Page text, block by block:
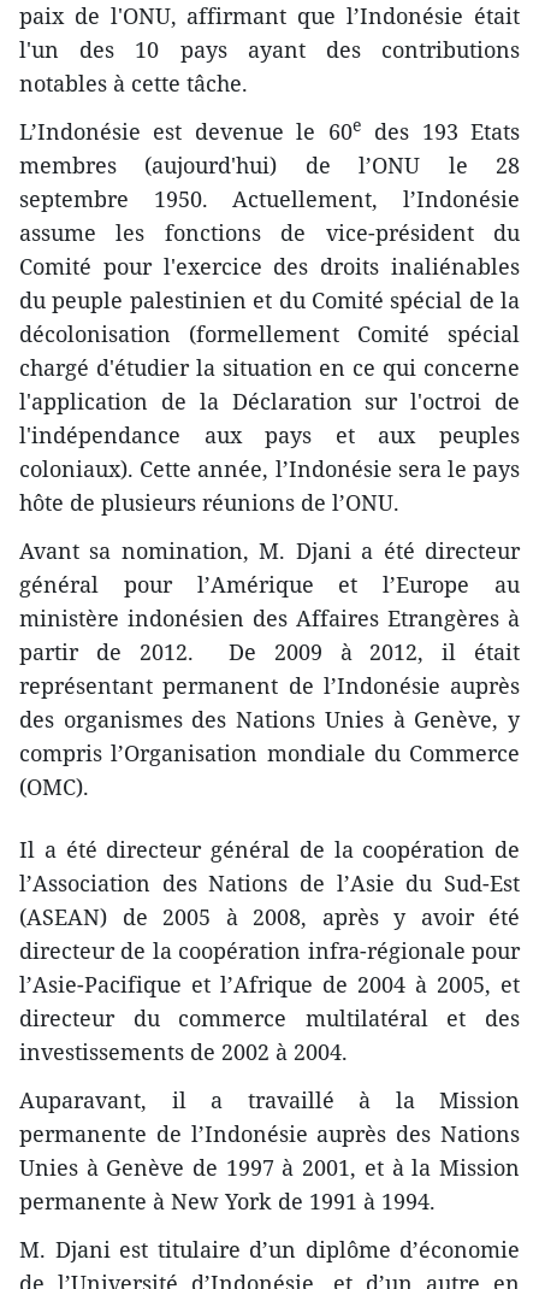
paix de l'ONU, affirmant que l’Indonésie était
l'un des 10 pays ayant des contributions
notables à cette tâche.
L’Indonésie est devenue le 60e
des 193 ​Etats
membres (aujourd'hui) de l’ONU ​le 28
septembre 1950. ​Actuellement, l’Indonésie
assume ​les fonctions de vice-président du
Comité pour l'exercice des droits inaliénables
du peuple palestinien et du Comité spécial de la
décolonisation (formellement Comité spécial
chargé d'étudier la situation en ce qui concerne
l'application de la Déclaration sur l'octroi de
l'indépendance aux pays et aux peuples
coloniaux). Cette année, l’Indonésie sera le pays
hôte de plusieurs réunions de l’ONU.
Avant sa nomination, M. Djani ​a été directeur
général pour l’Amérique et l’Europe au
ministère indonésien des Affaires Etrangères à
partir de 2012. De 2009 à 2012, il était
représentant permanent de l’Indonésie auprès
des organismes des Nations Unies à Genève, y
compris l’Organisation mondiale du Commerce
(OMC).
Il a été directeur général de la coopération de
l’Association des Nations de l’Asie du Sud-Est
(ASEAN) de 2005 à 2008, après y avoir été
directeur de la coopération infra-régionale pour
l’Asie-Pacifique et l’Afrique de 2004 à 2005, et
directeur du commerce multilatéral et des
investissements de 2002 à 2004.
Auparavant, il a travaillé à la Mission
permanente de l’Indonésie auprès des Nations
Unies à Genève de 1997 à 2001, et à la Mission
permanente à New York​ de 1991 à 1994.
M. Djani est titulaire d’un diplôme d’économie
de l’Université d’Indonésie, et d’un autre en